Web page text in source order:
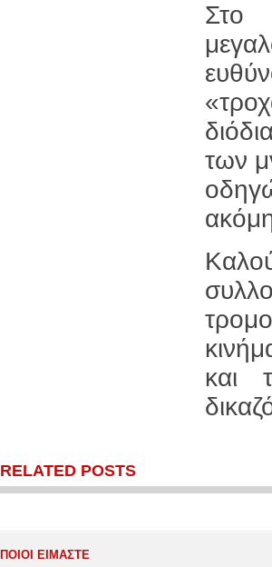
Στο
των
και
RELATED POSTS
ΠΟΙΟΙ ΕΙΜΑΣΤΕ